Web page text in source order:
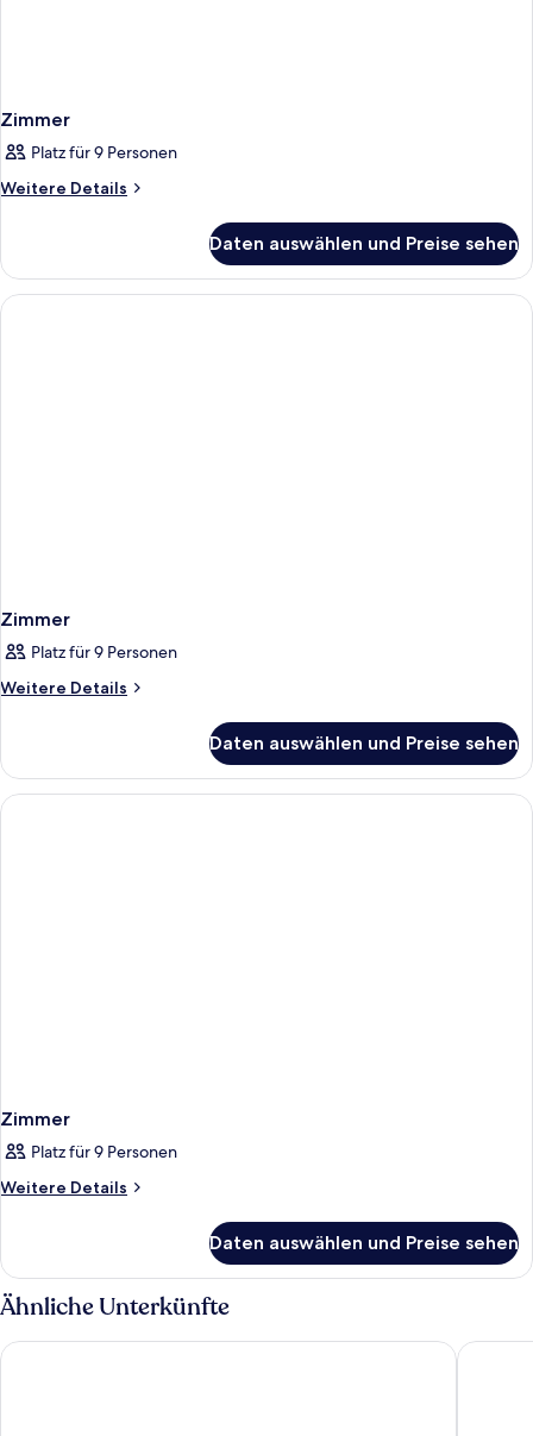
Zimmer
Platz für 9 Personen
Weitere Details
Weitere
Daten auswählen und Preise sehen
Zimmer
Platz für 9 Personen
Weitere Details
Weitere
Daten auswählen und Preise sehen
Zimmer
Platz für 9 Personen
Weitere Details
Weitere
Daten auswählen und Preise sehen
Ähnliche Unterkünfte
TUI BLUE Bahari Zanzibar Marafiki